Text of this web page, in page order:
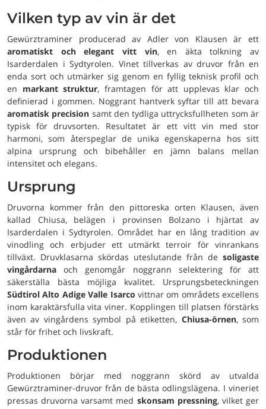
Vilken typ av vin är det
Gewürztraminer producerad av Adler von Klausen är ett
aromatiskt och elegant vitt vin, en äkta tolkning av
Isarderdalen i Sydtyrolen. Vinet tillverkas av druvor från en
enda sort och utmärker sig genom en fyllig teknisk profil och
en markant struktur, framtagen för att upplevas klar och
definierad i gommen. Noggrant hantverk syftar till att bevara
aromatisk precision samt den tydliga uttrycksfullheten som är
typisk för druvsorten. Resultatet är ett vitt vin med stor
harmoni, som återspeglar de unika egenskaperna hos sitt
alpina ursprung och bibehåller en jämn balans mellan
intensitet och elegans.
Ursprung
Druvorna kommer från den pittoreska orten Klausen, även
kallad Chiusa, belägen i provinsen Bolzano i hjärtat av
Isarderdalen i Sydtyrolen. Området har en lång tradition av
vinodling och erbjuder ett utmärkt terroir för vinrankans
tillväxt. Druvklasarna skördas uteslutande från de soligaste
vingårdarna och genomgår noggrann selektering för att
säkerställa bästa möjliga kvalitet. Ursprungsbeteckningen
Südtirol Alto Adige Valle Isarco vittnar om områdets excellens
inom karaktärsfulla vita viner. Kopplingen till platsen förstärks
även av vingårdens symbol på etiketten, Chiusa-örnen, som
står för frihet och livskraft.
Produktionen
Produktionen börjar med noggrann skörd av utvalda
Gewürztraminer-druvor från de bästa odlingslägena. I vineriet
pressas druvorna varsamt med skonsam pressning, vilket ger